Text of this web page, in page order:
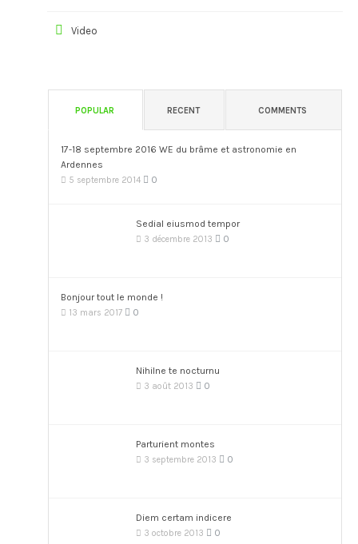
Video
POPULAR RECENT COMMENTS
17-18 septembre 2016 WE du brâme et astronomie en
Ardennes
5 septembre 2014 0
Sedial eiusmod tempor
3 décembre 2013 0
Bonjour tout le monde !
13 mars 2017 0
Nihilne te nocturnu
3 août 2013 0
Parturient montes
3 septembre 2013 0
Diem certam indicere
3 octobre 2013 0